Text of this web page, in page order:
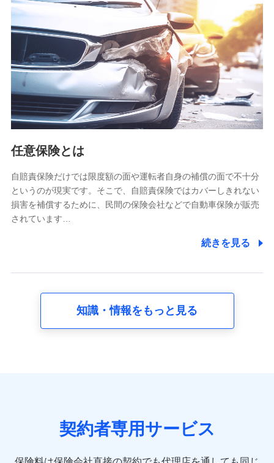
【共同して利用される利用データの項目】
当社又は株式会社NTTドコモがサービス提供等を通じて取得
した、以下の情報などの個人データ
基本情報
氏名、電話番号、メールアドレス、お客さまの識別子、
属性、連絡先、dポイントサービスのご利用に関する情
報。例として、dポイントカード番号、性別、年齢、家族
構成、住所、dポイント残高、dポイント利用履歴などが
含まれます。
当社又は株式会社NTTドコモが提供する各種サービスな
又は株式会社NTTドコモが提供する各種サービスのご契
約状態・ご利用履歴インターネット利用時の行動に関す
る情報、アプリケーション利用時の行動に関する情報、
購入されたサービスや商品の名称・購入場所・決済に関
する情報、アンケートの回答に関する情報などが含まれ
の内容、保険料、保険料のお支払方法、車のメーカーや
走行距離などの情報、建物の構造や築年数などの情報、
険契約に関する情報。例として、保険契約者及び被保険
者の氏名、住所、生年月日、性別、保険契約者と被保険
任意保険とは
自賠責保険だけでは限度額の面や運転者自身の補償の面で不十分
というのが現実です。そこで、自賠責保険ではカバーしきれない
損害を補償するために、民間の保険会社などで自動車保険が販売
されています…
続きを見る
知識・情報をもっと見る
契約者専用サービス